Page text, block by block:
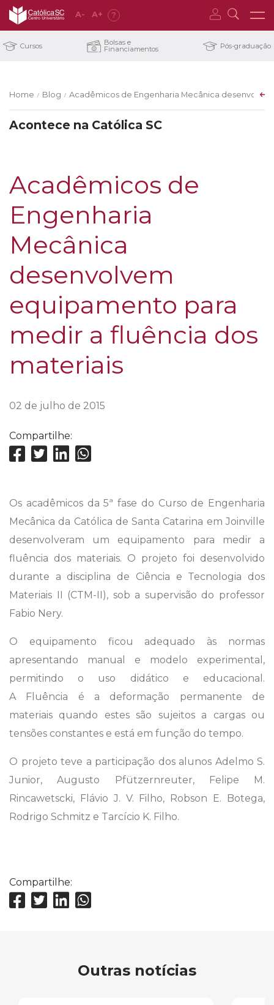
A- A+ ?
Cursos Bolsas e
Financiamentos Pós-graduação
Home / Blog / Acadêmicos de Engenharia Mecânica
Acontece na Católica SC
Acadêmicos de
Engenharia
Mecânica
desenvolvem
equipamento para
medir a fluência dos
materiais
02 de julho de 2015
Compartilhe:
Os acadêmicos da 5ª fase do Curso de Engenharia
Mecânica da Católica de Santa Catarina em Joinville
desenvolveram um equipamento para medir a
fluência dos materiais. O projeto foi desenvolvido
durante a disciplina de Ciência e Tecnologia dos
Materiais II (CTM-II), sob a supervisão do professor
Fabio Nery.
O equipamento ficou adequado às normas
apresentando manual e modelo experimental,
permitindo o uso didático e educacional.
A Fluência é a deformação permanente de
materiais quando estes são sujeitos a cargas ou
tensões constantes e está em função do tempo.
O projeto teve a participação dos alunos Adelmo S.
Junior, Augusto Pfützernreuter, Felipe M.
Rincawetscki, Flávio J. V. Filho, Robson E. Botega,
Rodrigo Schmitz e Tarcício K. Filho.
Compartilhe:
Outras notícias